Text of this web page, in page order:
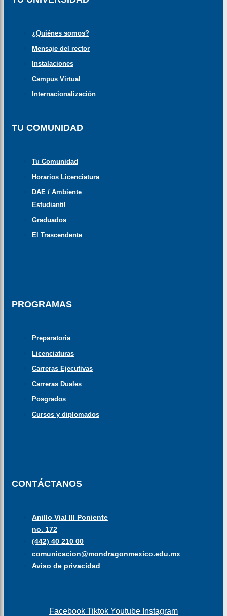
¿Quiénes somos?
Mensaje del rector
Instalaciones
Campus Virtual
Internacionalización
TU COMUNIDAD
Tu Comunidad
Horarios Licenciatura
DAE / Ambiente
Estudiantil
Graduados
El Trascendente
PROGRAMAS
Preparatoria
Licenciaturas
Carreras Ejecutivas
Carreras Duales
Posgrados
Cursos y diplomados
CONTÁCTANOS
Anillo Vial III Poniente
no. 172
(442) 40 210 00
comunicacion@mondragonmexico.edu.mx
Aviso de privacidad
Facebook Tiktok Youtube Instagram